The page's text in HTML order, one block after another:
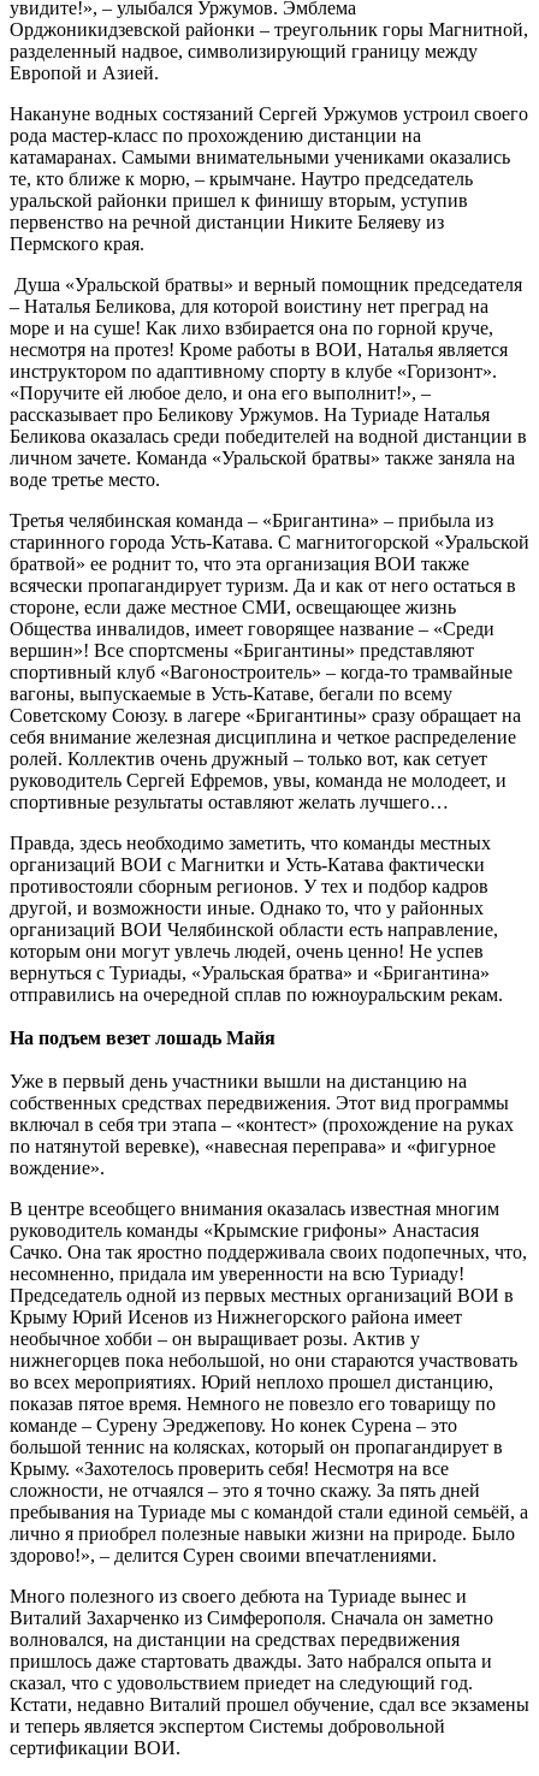
увидите!», – улыбался Уржумов. Эмблема
Орджоникидзевской районки – треугольник горы Магнитной,
разделенный надвое, символизирующий границу между
Европой и Азией.
Накануне водных состязаний Сергей Уржумов устроил своего
рода мастер-класс по прохождению дистанции на
катамаранах. Самыми внимательными учениками оказались
те, кто ближе к морю, – крымчане. Наутро председатель
уральской районки пришел к финишу вторым, уступив
первенство на речной дистанции Никите Беляеву из
Пермского края.
Душа «Уральской братвы» и верный помощник председателя
– Наталья Беликова, для которой воистину нет преград на
море и на суше! Как лихо взбирается она по горной круче,
несмотря на протез! Кроме работы в ВОИ, Наталья является
инструктором по адаптивному спорту в клубе «Горизонт».
«Поручите ей любое дело, и она его выполнит!», –
рассказывает про Беликову Уржумов. На Туриаде Наталья
Беликова оказалась среди победителей на водной дистанции в
личном зачете. Команда «Уральской братвы» также заняла на
воде третье место.
Третья челябинская команда – «Бригантина» – прибыла из
старинного города Усть-Катава. С магнитогорской «Уральской
братвой» ее роднит то, что эта организация ВОИ также
всячески пропагандирует туризм. Да и как от него остаться в
стороне, если даже местное СМИ, освещающее жизнь
Общества инвалидов, имеет говорящее название – «Среди
вершин»! Все спортсмены «Бригантины» представляют
спортивный клуб «Вагоностроитель» – когда-то трамвайные
вагоны, выпускаемые в Усть-Катаве, бегали по всему
Советскому Союзу. в лагере «Бригантины» сразу обращает на
себя внимание железная дисциплина и четкое распределение
ролей. Коллектив очень дружный – только вот, как сетует
руководитель Сергей Ефремов, увы, команда не молодеет, и
спортивные результаты оставляют желать лучшего…
Правда, здесь необходимо заметить, что команды местных
организаций ВОИ с Магнитки и Усть-Катава фактически
противостояли сборным регионов. У тех и подбор кадров
другой, и возможности иные. Однако то, что у районных
организаций ВОИ Челябинской области есть направление,
которым они могут увлечь людей, очень ценно! Не успев
вернуться с Туриады, «Уральская братва» и «Бригантина»
отправились на очередной сплав по южноуральским рекам.
На подъем везет лошадь Майя
Уже в первый день участники вышли на дистанцию на
собственных средствах передвижения. Этот вид программы
включал в себя три этапа – «контест» (прохождение на руках
по натянутой веревке), «навесная переправа» и «фигурное
вождение».
В центре всеобщего внимания оказалась известная многим
руководитель команды «Крымские грифоны» Анастасия
Сачко. Она так яростно поддерживала своих подопечных, что,
несомненно, придала им уверенности на всю Туриаду!
Председатель одной из первых местных организаций ВОИ в
Крыму Юрий Исенов из Нижнегорского района имеет
необычное хобби ­– он выращивает розы. Актив у
нижнегорцев пока небольшой, но они стараются участвовать
во всех мероприятиях. Юрий неплохо прошел дистанцию,
показав пятое время. Немного не повезло его товарищу по
команде – Сурену Эреджепову. Но конек Сурена – это
большой теннис на колясках, который он пропагандирует в
Крыму. «Захотелось ­проверить себя! Не­смотря на все
сложности, не отча­ялся – это я точно скаж­у. За пять дней
пребы­вания на Туриаде мы с командой стали единой семьёй, а
л­ично я приобрел полез­ные навыки жизни на природе. Было
здоро­во!», – делится Сурен своими впечатлениями.
Много полезного из своего дебюта на Туриаде вынес и
Виталий Захарченко из Симферополя. Сначала он заметно
волновался, на дистанции на средствах передвижения
пришлось даже стартовать дважды. Зато набрался опыта и
сказал, что с удовольствием приедет на следующий год.
Кстати, недавно Виталий прошел обучение, сдал все экзамены
и теперь является экспертом Системы добровольной
сертификации ВОИ.